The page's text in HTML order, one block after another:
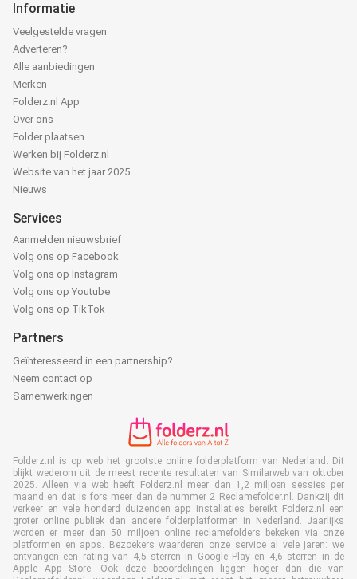
Informatie
Veelgestelde vragen
Adverteren?
Alle aanbiedingen
Merken
Folderz.nl App
Over ons
Folder plaatsen
Werken bij Folderz.nl
Website van het jaar 2025
Nieuws
Services
Aanmelden nieuwsbrief
Volg ons op Facebook
Volg ons op Instagram
Volg ons op Youtube
Volg ons op TikTok
Partners
Geïnteresseerd in een partnership?
Neem contact op
Samenwerkingen
Folderz.nl is op web het grootste online folderplatform van Nederland. Dit
blijkt wederom uit de meest recente resultaten van Similarweb van oktober
2025. Alleen via web heeft Folderz.nl meer dan 1,2 miljoen sessies per
maand en dat is fors meer dan de nummer 2 Reclamefolder.nl. Dankzij dit
verkeer en vele honderd duizenden app installaties bereikt Folderz.nl een
groter online publiek dan andere folderplatformen in Nederland. Jaarlijks
worden er meer dan 50 miljoen online reclamefolders bekeken via onze
platformen en apps. Bezoekers waarderen onze service al vele jaren: we
ontvangen een rating van 4,5 sterren in Google Play en 4,6 sterren in de
Apple App Store. Ook deze beoordelingen liggen hoger dan die van